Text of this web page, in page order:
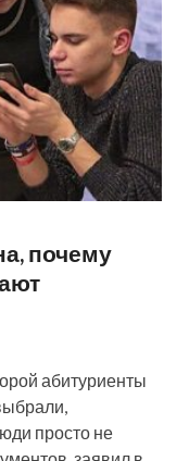
почему
абитуриенты
просто не